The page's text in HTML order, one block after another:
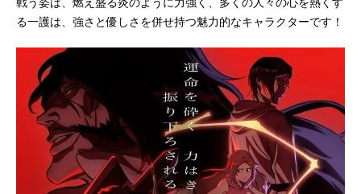
る一護は、強さと優しさを併せ持つ魅力的なキャラクターです！